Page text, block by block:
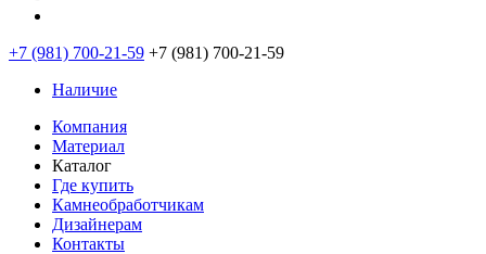
+7 (981) 700-21-59 +7 (981) 700-21-59
Наличие
Компания
Материал
Каталог
Где купить
Камнеобработчикам
Дизайнерам
Контакты